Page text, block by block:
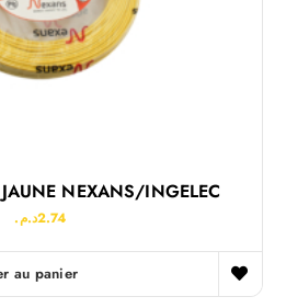
NEXANS/INGELEC
2.74د.م.
au panier